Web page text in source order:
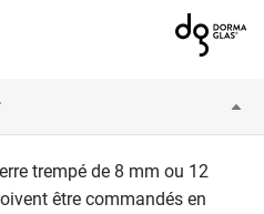
trempé de 8 mm ou 12
être commandés en